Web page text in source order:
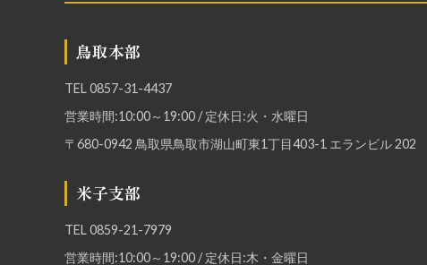
鳥取本部
TEL 0857-31-4437
営業時間:10:00～19:00 / 定休日:火・水曜日
〒680-0942 鳥取県鳥取市湖山町東1丁目403-1 エランビル 202
米子支部
TEL 0859-21-7979
営業時間:10:00～19:00 / 定休日:木・金曜日